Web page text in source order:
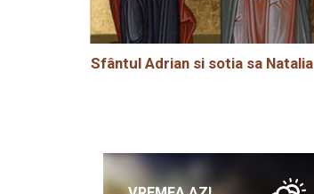
Sfântul Adrian si sotia sa Natalia